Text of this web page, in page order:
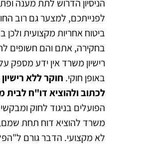
הניסיון הדרוש לתת מענה
לפנייתכם, למצער גם רוב
ביטוח אחריות מקצועית ולכן
בחקירה, אתם והם חשופים
רישיון משרד אין ידע מספק
באופן חוקי. חוקר ללא
לכתוב ולהוציא דו"ח
הפועלים בניגוד לחוק
משרד להוציא דוח תחת
לא מקצועי. הדבר גורם